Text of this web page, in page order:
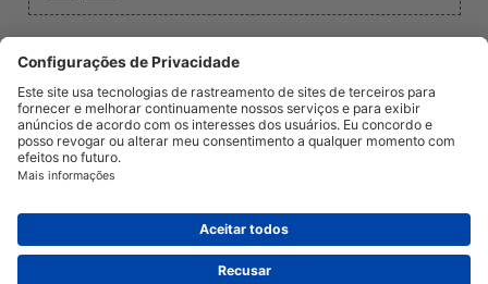
Configurações de Cookies
Podemos receber uma comissão se você usar um dos
Informação
info@lenspricer.com.br
DK44428156